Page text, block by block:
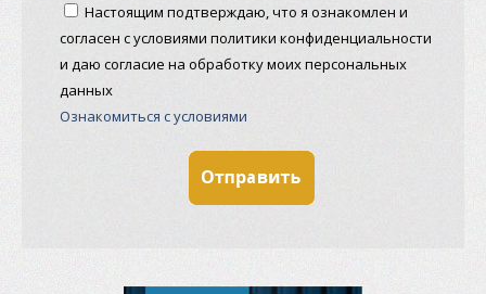
Настоящим подтверждаю, что я ознакомлен и
согласен с условиями политики конфиденциальности
и даю согласие на обработку моих персональных
данных
Ознакомиться с условиями